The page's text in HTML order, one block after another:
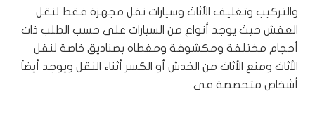
والتركيب وتغليف الأثاث وسيارات نقل مجهزة فقط لنقل
العفش حيث يوجد أنواع من السيارات على حسب الطلب ذات
أحجام مختلفة ومكشوفة ومغطاه بصناديق خاصة لنقل
الأثاث ومنع الأثاث من الخدش أو الكسر أثناء النقل ويوجد أيضاً
أشخاص متخصصة فى